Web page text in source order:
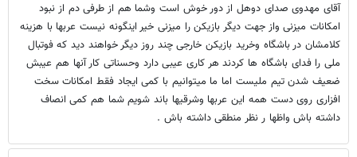
آقای مهدوی صدای دوهل از دور خوش است وشما هم از طرفی دم از نبود
امکانات میزنی واز جهت دیگر بازیکن را میزنی خیر اینگونه نیست عربها با هزینه
کلامشان در باشگاه وخرید بازیکن خارجی چند روز دیگر خواهند دید که فوتبال
ملی را فدای باشگاه ها کردند هر کاری عیبی دارد وحسناتی کار آنها هم عیبش
ضعیف شدن تیم ملیست اما ما میتوانیم با کمی ایجاد فقط امکانات سخت
افزاری روی دست همه این عربها وشرقیها باند شویم شما هم کمی انصاف
داشته باش واظها ر نظر منطقی داشته باش .